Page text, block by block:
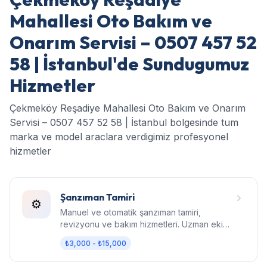
Mahallesi Oto Bakım ve
Onarım Servisi – 0507 457 52
58 | İstanbul'de Sundugumuz
Hizmetler
Çekmeköy Reşadiye Mahallesi Oto Bakım ve Onarım
Servisi – 0507 457 52 58 | İstanbul bolgesinde tum
marka ve model araclara verdigimiz profesyonel
hizmetler
⚙️ Şanzıman Tamiri
Manuel ve otomatik şanzıman tamiri,
revizyonu ve bakım hizmetleri. Uzman ekip,
₺3,000 - ₺15,000